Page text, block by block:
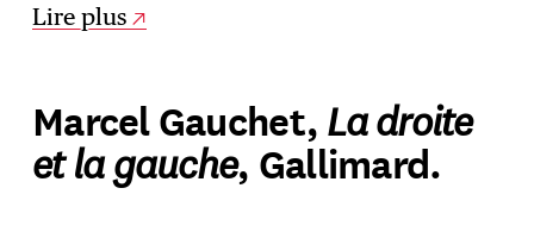
Lire plus
Marcel Gauchet,La droite
et la gauche, Gallimard.